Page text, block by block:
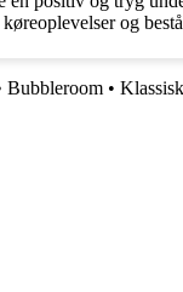
og
Bubbleroom •